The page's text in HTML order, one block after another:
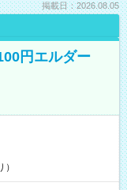
掲載日：2026.08.05
円エルダー